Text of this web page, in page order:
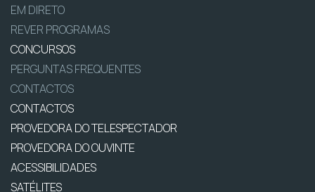
EM DIRETO
REVER PROGRAMAS
CONCURSOS
PERGUNTAS FREQUENTES
CONTACTOS
CONTACTOS
PROVEDORA DO TELESPECTADOR
PROVEDORA DO OUVINTE
ACESSIBILIDADES
SATÉLITES